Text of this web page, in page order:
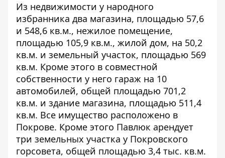
Из недвижимости у народного
избранника два магазина, площадью 57,6
и 548,6 кв.м., нежилое помещение,
площадью 105,9 кв.м., жилой дом, на 50,2
кв.м. и земельный участок, площадью 569
кв.м. Кроме этого в совместной
собственности у него гараж на 10
автомобилей, общей площадью 701,2
кв.м. и здание магазина, площадью 511,4
кв.м. Все имущество расположено в
Покрове. Кроме этого Павлюк арендует
три земельных участка у Покровского
горсовета, общей площадью 3,4 тыс. кв.м.